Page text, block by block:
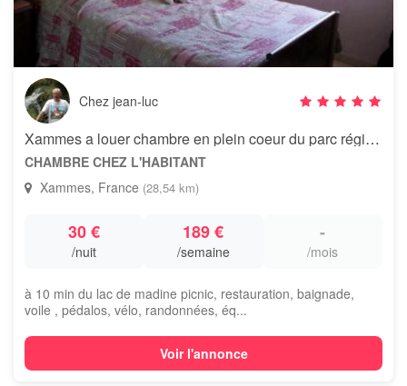
Chez jean-luc
Xammes a louer chambre en plein coeur du parc régional de lorraine
CHAMBRE CHEZ L'HABITANT
Xammes, France (28,54 km)
30 €
/nuit
189 €
/semaine
-
/mois
à 10 min du lac de madine picnic, restauration, baignade,
voile , pédalos, vélo, randonnées, éq...
Voir l'annonce